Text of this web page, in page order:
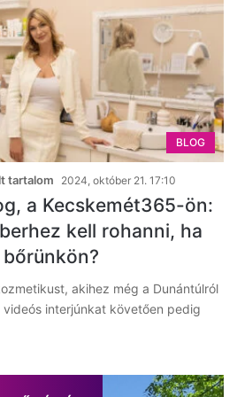
BLOG
tartalom 2024, október 21. 17:10
a Kecskemét365-ön:
kell rohanni, ha
akihez még a Dunántúlról
interjúnkat követően pedig